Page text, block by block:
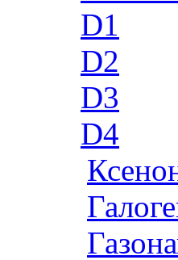
D1
D2
D3
D4